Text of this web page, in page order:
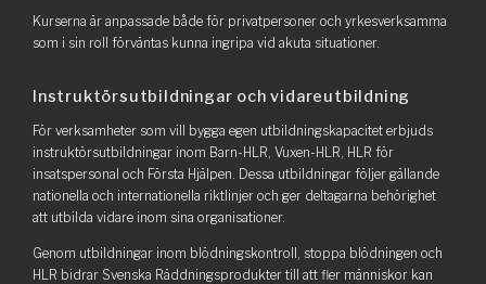
Kurserna är anpassade både för privatpersoner och yrkesverksamma
som i sin roll förväntas kunna ingripa vid akuta situationer.
Instruktörsutbildningar och vidareutbildning
För verksamheter som vill bygga egen utbildningskapacitet erbjuds
instruktörsutbildningar inom Barn-HLR, Vuxen-HLR, HLR för
insatspersonal och Första Hjälpen. Dessa utbildningar följer gällande
nationella och internationella riktlinjer och ger deltagarna behörighet
att utbilda vidare inom sina organisationer.
Genom utbildningar inom blödningskontroll, stoppa blödningen och
HLR bidrar Svenska Räddningsprodukter till att fler människor kan